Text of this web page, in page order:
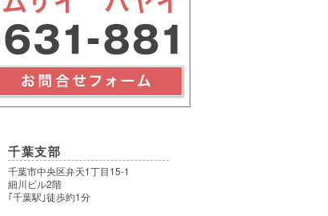
千葉支部
千葉市中央区弁天1丁目15-1
細川ビル2階
｢千葉駅｣徒歩約1分